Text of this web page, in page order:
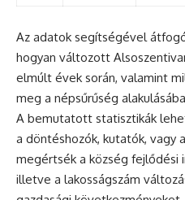
Az adatok segítségével
hogyan változott
elmúlt évek során, valamint
meg a népsűrűség
A bemutatott statisztikák
a döntéshozók, kutatók, vagy
megértsék a község fejlődési
illetve a lakosságszám